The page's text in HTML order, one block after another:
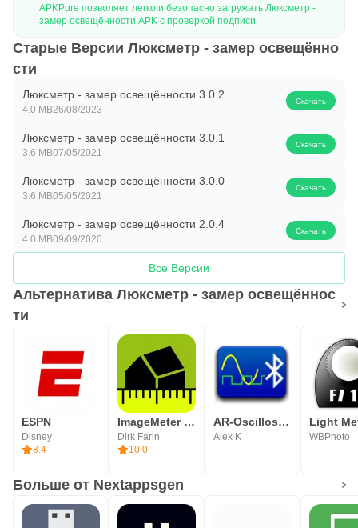
APKPure позволяет легко и безопасно загружать Люксметр -
замер освещённости APK с проверкой подписи.
Старые Версии Люксметр - замер освещённо
сти
Люксметр - замер освещённости 3.0.2
4.0 MB26/08/2023
Скачать
Люксметр - замер освещённости 3.0.1
3.6 MB07/05/2021
Скачать
Люксметр - замер освещённости 3.0.0
3.6 MB05/05/2021
Скачать
Люксметр - замер освещённости 2.0.4
4.0 MB09/09/2020
Скачать
Все Версии
Альтернатива Люксметр - замер освещённос
ти
ESPN
Disney
8.4
ImageMeter - фотоизмерение
Dirk Farin
10.0
AR-Oscilloscope
Alex K WBPhoto
Больше от Nextappsgen